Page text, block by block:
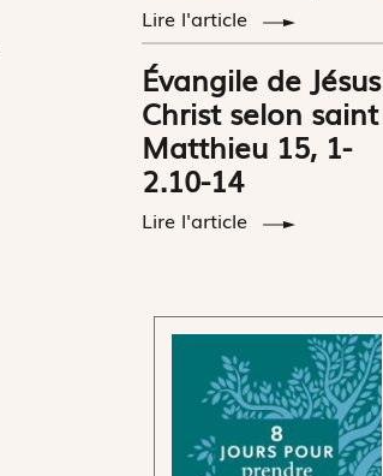
Lire l'article
Évangile de Jésus
Christ selon saint
Matthieu 15, 1-
2.10-14
Lire l'article